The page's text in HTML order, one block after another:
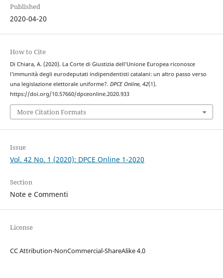
Published
2020-04-20
How to Cite
Di Chiara, A. (2020). La Corte di Giustizia dell’Unione Europea riconosce
l’immunità degli eurodeputati indipendentisti catalani: un altro passo verso
una legislazione elettorale uniforme?. DPCE Online, 42(1).
https://doi.org/10.57660/dpceonline.2020.933
More Citation Formats
Issue
Vol. 42 No. 1 (2020): DPCE Online 1-2020
Section
Note e Commenti
License
CC Attribution-NonCommercial-ShareAlike 4.0